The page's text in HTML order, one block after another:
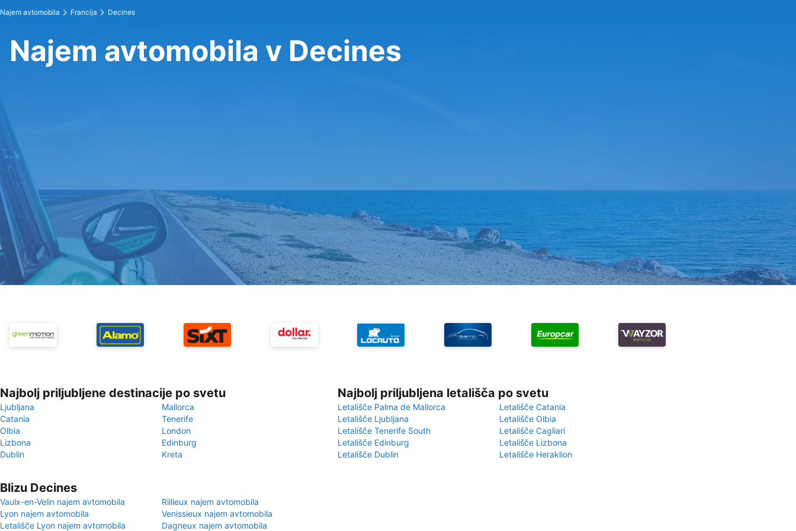
Najem avtomobila Francija Decines
Najem avtomobila v Decines
Najbolj priljubljene destinacije po svetu
Ljubljana
Mallorca
Catania
Tenerife
Olbia
London
Lizbona
Edinburg
Dublin
Kreta
Najbolj priljubljena letališča po svetu
Letališče Palma de Mallorca
Letališče Catania
Letališče Ljubljana
Letališče Olbia
Letališče Tenerife South
Letališče Cagliari
Letališče Edinburg
Letališče Lizbona
Letališče Dublin
Letališče Heraklion
Blizu Decines
Vaulx-en-Velin najem avtomobila
Rillieux najem avtomobila
Lyon najem avtomobila
Venissieux najem avtomobila
Letališče Lyon najem avtomobila
Dagneux najem avtomobila